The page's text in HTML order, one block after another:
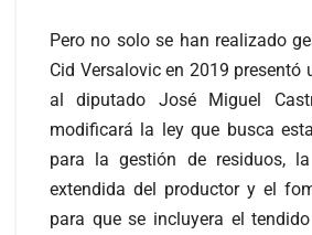
Pero no solo se han realizado
Cid Versalovic en 2019 presentó
al diputado José Miguel
modificará la ley que busca
para la gestión de residuos, la
extendida del productor y el
para que se incluyera el